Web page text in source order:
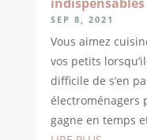
SEP 8, 2021
Vous aimez
vos petits
difficile de s’en
électroménagers
gagne en temps